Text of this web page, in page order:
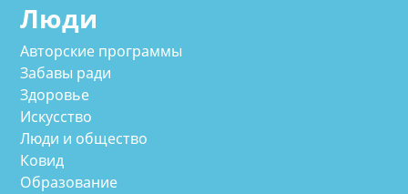
Люди
Авторские программы
Забавы ради
Здоровье
Искусство
Люди и общество
Ковид
Образование